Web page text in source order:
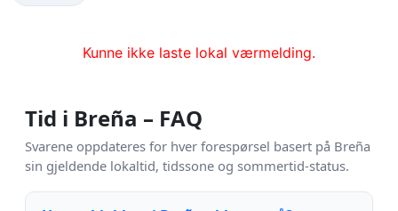
Kunne ikke laste lokal værmelding.
Tid i Breña – FAQ
Svarene oppdateres for hver forespørsel basert på Breña
sin gjeldende lokaltid, tidssone og sommertid-status.